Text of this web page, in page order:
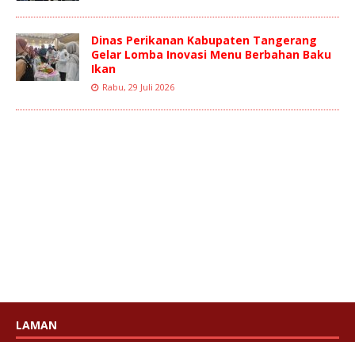
Dinas Perikanan Kabupaten Tangerang
Gelar Lomba Inovasi Menu Berbahan Baku
Ikan
Rabu, 29 Juli 2026
LAMAN